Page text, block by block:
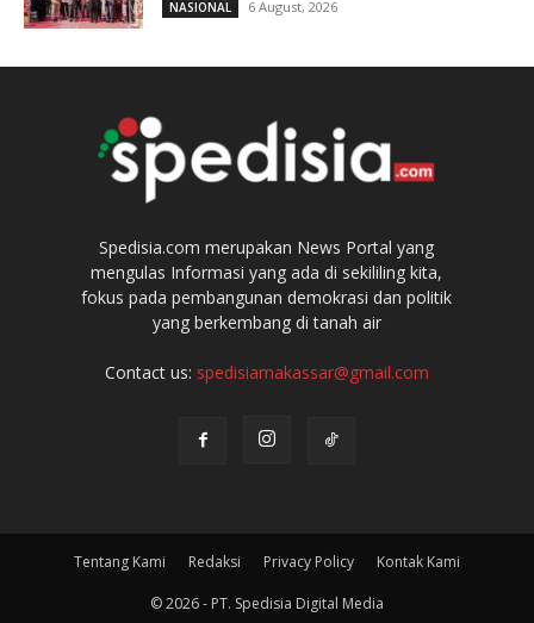
NASIONAL 6 August, 2026
Spedisia.com merupakan News Portal yang
mengulas Informasi yang ada di sekililing kita,
fokus pada pembangunan demokrasi dan politik
yang berkembang di tanah air
Contact us: spedisiamakassar@gmail.com
Tentang Kami Redaksi Privacy Policy Kontak Kami
© 2026 - PT. Spedisia Digital Media